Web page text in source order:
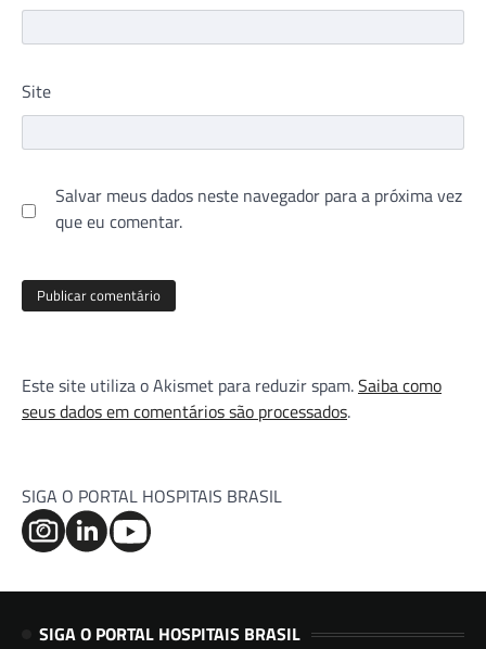
Site
Salvar meus dados neste navegador para a próxima vez
que eu comentar.
Este site utiliza o Akismet para reduzir spam.Saiba como
seus dados em comentários são processados.
SIGA O PORTAL HOSPITAIS BRASIL
SIGA O PORTAL HOSPITAIS BRASIL